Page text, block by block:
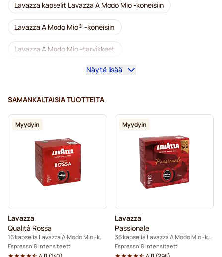
Lavazza kapselit Lavazza A Modo Mio -koneisiin
Lavazza A Modo Mio® -koneisiin
Lavazza A Modo Mio -tarvikkeet
Lavazza-kahvikapselit Lavazza A Modo Mio -koneisiin
Kalkinpoisto ja huolto Lavazza A Modo Mio-kahvinkeittimeen
Caffè Borbone Lavazza A Modo Mio -koneisiin
Dolce Vita -kapselit Lavazza A Modo Mio -koneisiin
Gimoka-kapselit Lavazza A Modo Mio -koneisiin
Näytä lisää
SAMANKALTAISIA TUOTTEITA
Myydyin
Lavazza
Qualità Rossa
16 kapselia Lavazza A Modo Mio -koneisiin
Espresso 8 Intensiteetti
Myydyin
Lavazza
Passionale
36 kapselia Lavazza A Modo Mio -koneisiin
Espresso 8 Intensiteetti